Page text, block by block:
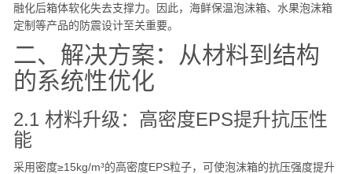
融化后箱体软化失去支撑力。因此，海鲜保温泡沫箱、水果泡沫箱
定制等产品的防震设计至关重要。
二、解决方案：从材料到结构
的系统性优化
2.1 材料升级：高密度EPS提升抗压性
能
采用密度≥15kg/m³的高密度EPS粒子，可使泡沫箱的抗压强度提升